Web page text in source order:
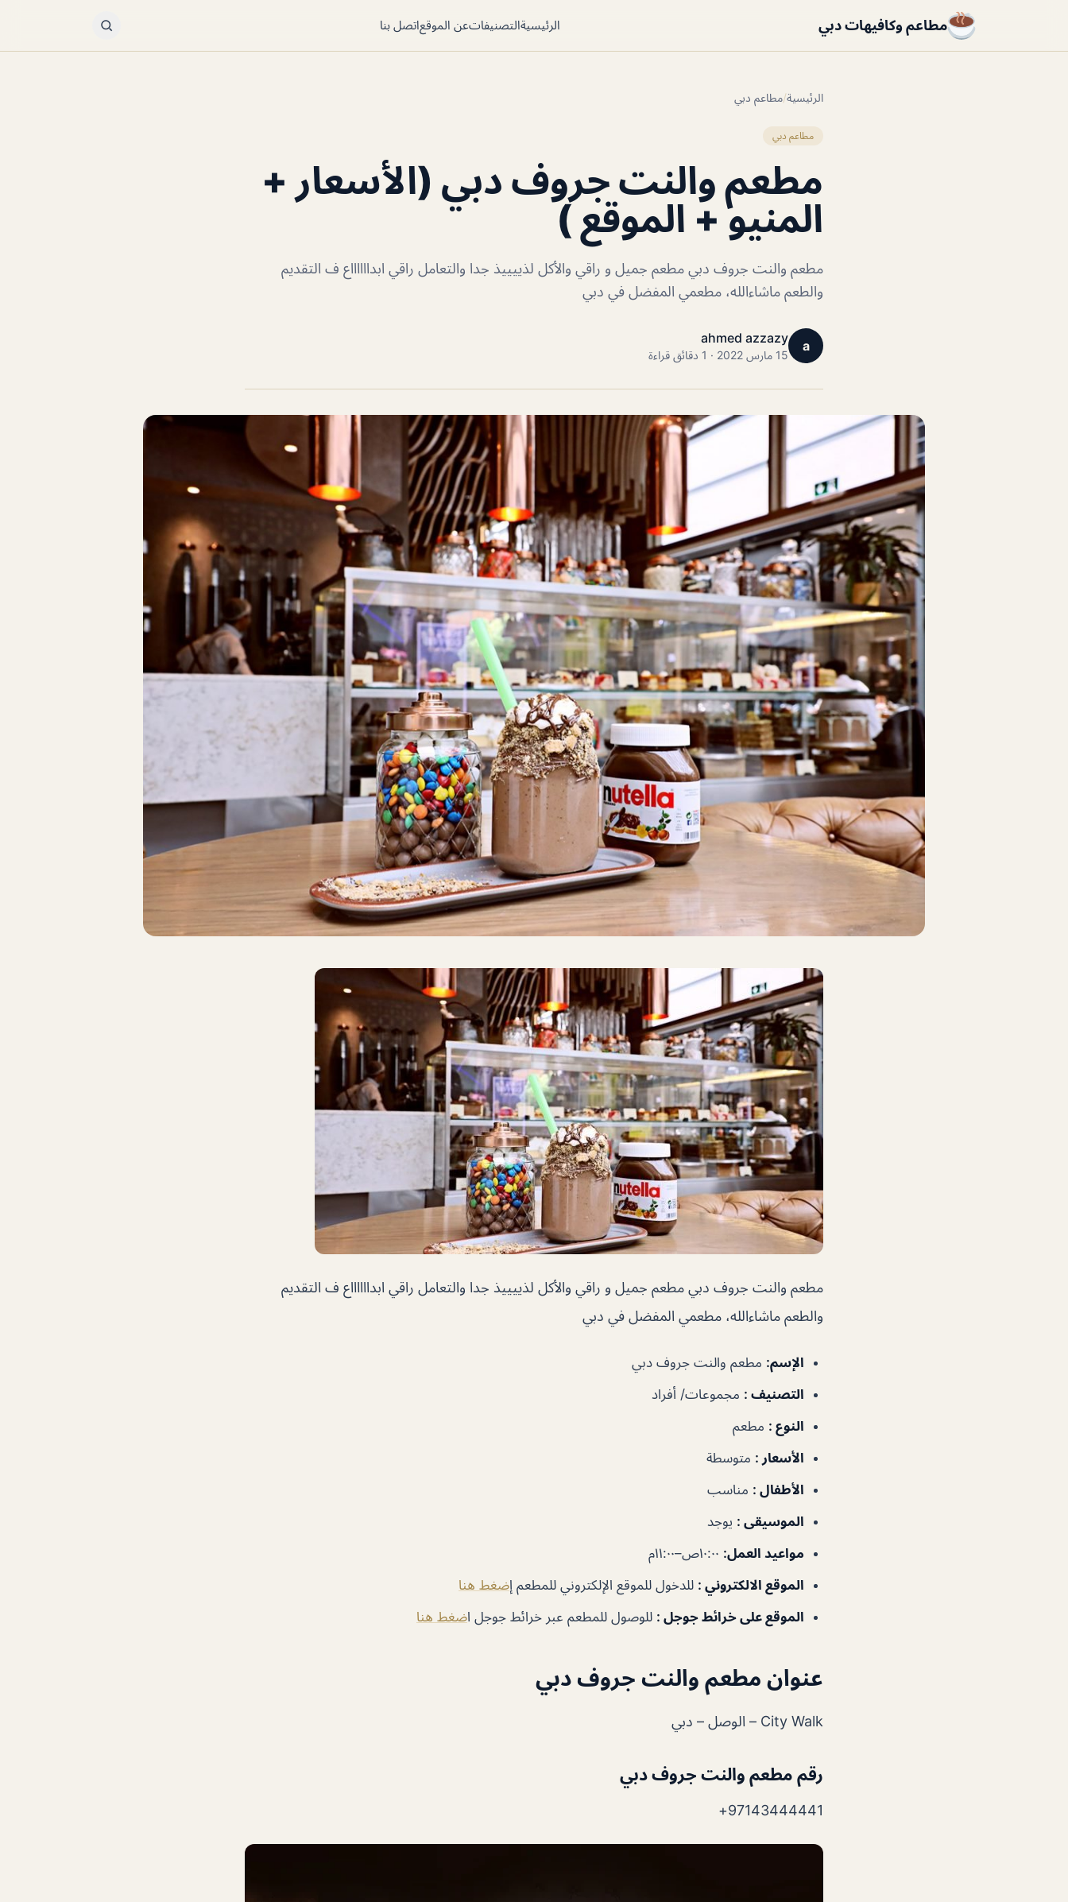
مطاعم وكافيهات دبي الرئيسيةالتصنيفاتعن الموقعاتصل بنا
الرئيسية/مطاعم دبي
مطاعم دبي
مطعم والنت جروف دبي (الأسعار +
المنيو + الموقع )
مطعم والنت جروف دبي مطعم جميل و راقي والأكل لذييييذ جدا والتعامل راقي ابدااااااع ف التقديم
والطعم ماشاءالله، مطعمي المفضل في دبي
a
ahmed azzazy
15 مارس 2022 · 1 دقائق قراءة
مطعم والنت جروف دبي مطعم جميل و راقي والأكل لذييييذ جدا والتعامل راقي ابدااااااع ف التقديم
والطعم ماشاءالله، مطعمي المفضل في دبي
الإسم: مطعم والنت جروف دبي
التصنيف : مجموعات/ أفراد
النوع : مطعم
الأسعار : متوسطة
الأطفال : مناسب
الموسيقى : يوجد
مواعيد العمل:
الموقع الالكتروني : للدخول للموقع الإلكتروني للمطعم إضغط هنا
الموقع على خرائط جوجل : للوصول للمطعم عبر خرائط جوجل اضغط هنا
عنوان مطعم والنت جروف دبي
City Walk – الوصل‎ – دبي
رقم مطعم والنت جروف دبي
97143444441+